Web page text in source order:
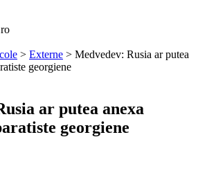
> Externe > Medvedev: Rusia ar putea
georgiene
ar putea anexa
georgiene